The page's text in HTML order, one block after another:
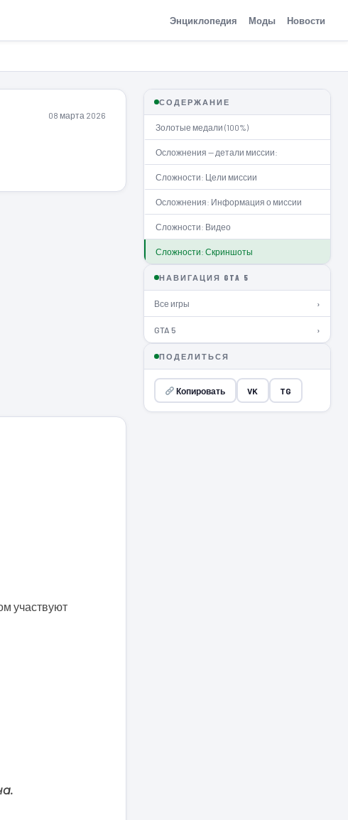
Энциклопедия Моды Новости
08 марта 2026
участвуют
СОДЕРЖАНИЕ
Золотые медали (100%)
Осложнения — детали миссии:
Сложности: Цели миссии
Осложнения: Информация о миссии
Сложности: Видео
Сложности: Скриншоты
НАВИГАЦИЯ GTA 5
Все игры ›
GTA 5 ›
ПОДЕЛИТЬСЯ
Копировать VK TG